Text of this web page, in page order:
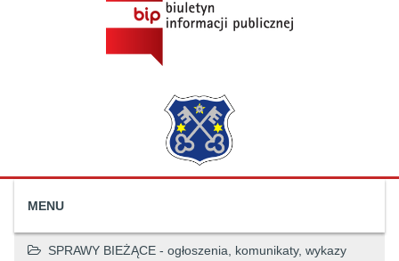
MENU
SPRAWY BIEŻĄCE - ogłoszenia, komunikaty, wykazy